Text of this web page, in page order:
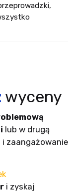
,
wyceny
lub w drugą
i zaangażowanie
i zyskaj